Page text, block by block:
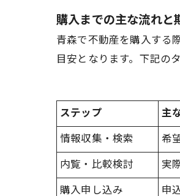
購入までの主な流れと
青森で不動産を購入する
目安となります。下記の
ステップ 主
情報収集・検索
希
内覧・比較検討
実
購入申し込み
申